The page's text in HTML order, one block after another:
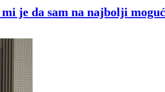
je da sam na najbolji